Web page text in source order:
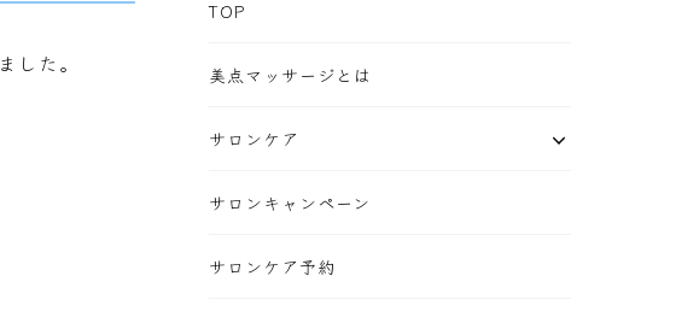
した。
TOP
美点マッサージとは
サロンケア
サロンキャンペーン
サロンケア予約